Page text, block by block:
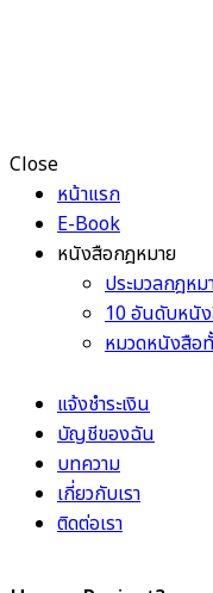
Close
หน้าแรก
E-Book
หนังสือกฎหมาย
ประมวลกฎห
10 อันดับหนั
หมวดหนังสือ
แจ้งชำระเงิน
บัญชีของฉัน
บทความ
เกี่ยวกับเรา
ติดต่อเรา